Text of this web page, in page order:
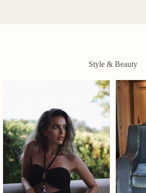
Style & Beauty